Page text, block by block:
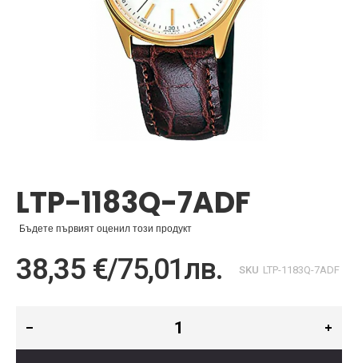
на
галерия
със
LTP-1183Q-7ADF
Бъдете първият оценил този продукт
38,35 €/75,01лв. SKU LTP-1183Q-7ADF